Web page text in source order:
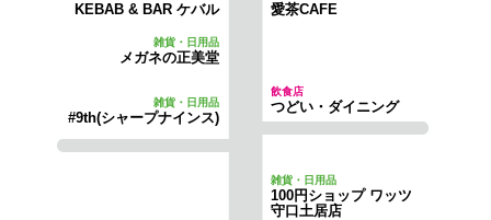
KEBAB & BAR ケバル
メガネの正美堂
#9th(シャープナインス)
愛茶CAFE
つどい・ダイニング
100円ショップ ワッツ
守口土居店